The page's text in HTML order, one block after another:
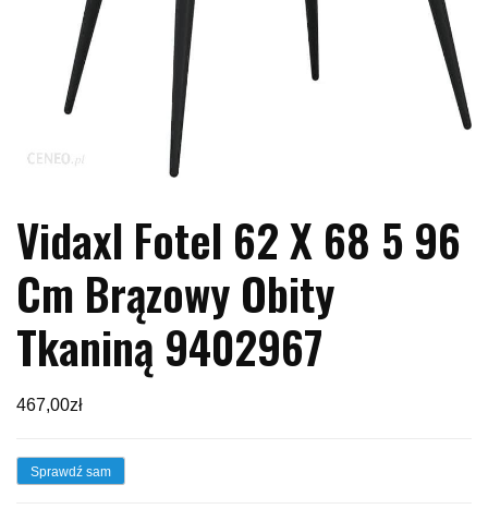
Vidaxl Fotel 62 X 68 5 96
Cm Brązowy Obity
Tkaniną 9402967
467,00zł
Sprawdź sam